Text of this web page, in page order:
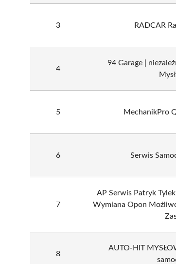
3 RADCAR
4
94 Garage |
5 MechanikPro
6 Serwis
7
AP Serwis Patryk
Wymiana Opon
8
AUTO-HIT